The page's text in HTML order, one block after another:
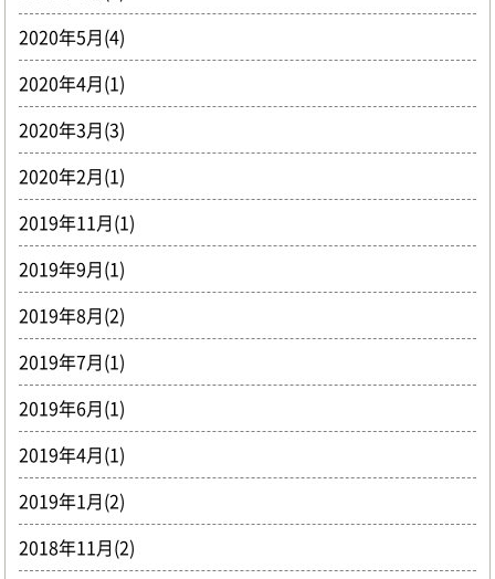
2020年5月(4)
2020年4月(1)
2020年3月(3)
2020年2月(1)
2019年11月(1)
2019年9月(1)
2019年8月(2)
2019年7月(1)
2019年6月(1)
2019年4月(1)
2019年1月(2)
2018年11月(2)